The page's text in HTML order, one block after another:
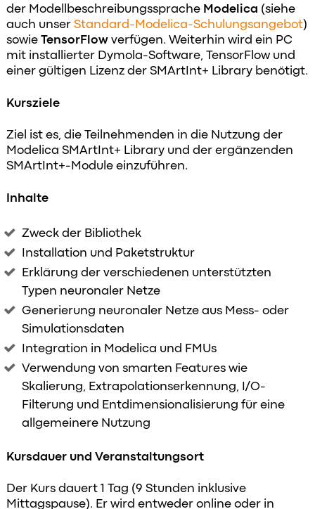
der Modellbeschreibungssprache Modelica (siehe
auch unser Standard-Modelica-Schulungsangebot)
sowie
TensorFlowverfügen. Weiterhin wird ein PC
mit installierter Dymola-Software, TensorFlow und
einer gültigen Lizenz der SMArtInt+ Library benötigt.
Kursziele
Ziel ist es, die Teilnehmenden in die Nutzung der
Modelica SMArtInt+ Library und der ergänzenden
SMArtInt+-Module einzuführen.
Inhalte
Zweck der Bibliothek
Installation und Paketstruktur
Erklärung der verschiedenen unterstützten
Typen neuronaler Netze
Generierung neuronaler Netze aus Mess- oder
Simulationsdaten
Integration in Modelica und FMUs
Verwendung von smarten Features wie
Skalierung, Extrapolationserkennung, I/O-
Filterung und Entdimensionalisierung für eine
allgemeinere Nutzung
Kursdauer und Veranstaltungsort
Der Kurs dauert 1 Tag (9 Stunden inklusive
Mittagspause). Er wird entweder online oder in